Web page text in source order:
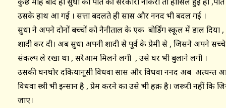
उसके हाथ आ गई । सत्ता बदलते ही सास और ननद भी बदल गईं ।
सुधा ने अपने दोनों बच्चों को नैनीताल के एक बोर्डिंग स्कूल में डाल
शादी कर दी। अब सुधा अपनी शादी से पूर्व के प्रेमी से , जिसने अपने
संकल्प ले रखा था , सरेआम मिलने लगी , उसे घर भी बुलाने लगी ।
उसकी घनघोर दकियानूसी विधवा सास और विधवा ननद अब अत्यन्त
विधवा स्त्री भी इन्सान है , प्रेम करने का उसे भी हक़ है। जरूरी नहीं कि
जाए।